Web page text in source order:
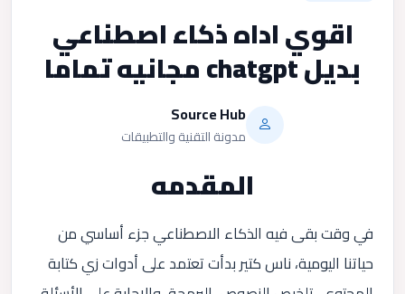
اقوي اداه ذكاء اصطناعي
بديل chatgpt مجانيه تماما
Source Hub
مدونة التقنية والتطبيقات
المقدمه
في وقت بقى فيه الذكاء الاصطناعي جزء أساسي من
حياتنا اليومية، ناس كتير بدأت تعتمد على أدوات زي كتابة